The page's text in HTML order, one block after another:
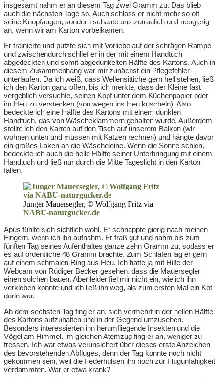
insgesamt nahm er an diesem Tag zwei Gramm zu. Das blieb
auch die nächsten Tage so. Auch schloss er nicht mehr so oft
seine Knopfaugen, sondern schaute uns zutraulich und neugierig
an, wenn wir am Karton vorbeikamen.
Er trainierte und putzte sich mit Vorliebe auf der schrägen Rampe
und zwischendurch schlief er in der mit einem Handtuch
abgedeckten und somit abgedunkelten Hälfte des Kartons. Auch in
diesem Zusammenhang war mir zunächst ein Pflegefehler
unterlaufen. Da ich weiß, dass Wellensittiche gern hell stehen, ließ
ich den Karton ganz offen, bis ich merkte, dass der Kleine fast
vergeblich versuchte, seinen Kopf unter dem Küchenpapier oder
im Heu zu verstecken (von wegen ins Heu kuscheln). Also
bedeckte ich eine Hälfte des Kartons mit einem dunklen
Handtuch, das von Wäscheklammern gehalten wurde. Außerdem
stellte ich den Karton auf den Tisch auf unserem Balkon (wir
wohnen unten und müssen mit Katzen rechnen) und hängte davor
ein großes Laken an die Wäscheleine. Wenn die Sonne schien,
bedeckte ich auch die helle Hälfte seiner Unterbringung mit einem
Handtuch und ließ nur durch die Mitte Tageslicht in den Karton
fallen.
Junger Mauersegler, © Wolfgang Fritz via
NABU-naturgucker.de
Apus fühlte sich sichtlich wohl. Er schnappte gierig nach meinen
Fingern, wenn ich ihn aufnahm. Er fraß gut und nahm bis zum
fünften Tag seines Aufenthaltes ganze zehn Gramm zu, sodass er
es auf ordentliche 48 Gramm brachte. Zum Schlafen lag er gern
auf einem schmalen Ring aus Heu. Ich hatte ja mit Hilfe der
Webcam von Rüdiger Becker gesehen, dass die Mauersegler
einen solchen bauen. Aber leider fiel mir nicht ein, wie ich ihn
verkleben konnte und ich ließ ihn weg, als zum ersten Mal ein Kot
darin war.
Ab dem sechsten Tag fing er an, sich vermehrt in der hellen Hälfte
des Kartons aufzuhalten und in der Gegend umzusehen.
Besonders interessierten ihn herumfliegende Insekten und die
Vögel am Himmel. Im gleichen Atemzug fing er an, weniger zu
fressen. Ich war etwas verunsichert über dieses erste Anzeichen
des bevorstehenden Abfluges, denn der Tag konnte noch nicht
gekommen sein, weil die Federhülsen ihn noch zur Flugunfähigkeit
verdammten. War er etwa krank?